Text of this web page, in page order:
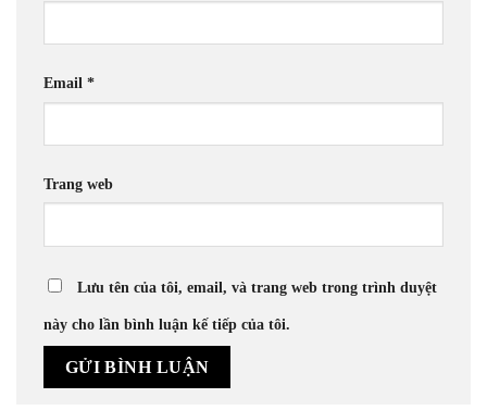
Email *
Trang web
Lưu tên của tôi, email, và trang web trong trình duyệt
này cho lần bình luận kế tiếp của tôi.